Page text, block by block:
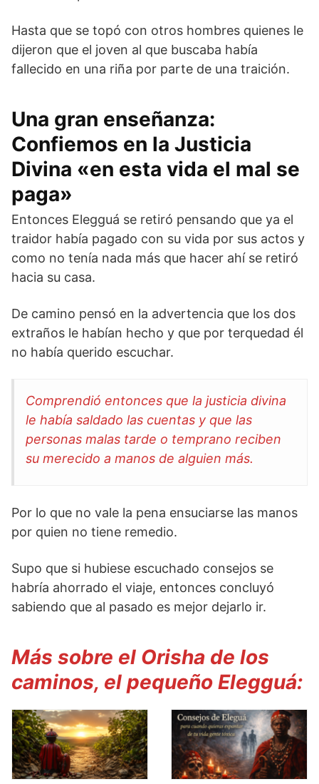
Hasta que se topó con otros hombres quienes le
dijeron que el joven al que buscaba había
fallecido en una riña por parte de una traición.
Una gran enseñanza:
Confiemos en la Justicia
Divina «en esta vida el mal se
paga»
Entonces Elegguá se retiró pensando que ya el
traidor había pagado con su vida por sus actos y
como no tenía nada más que hacer ahí se retiró
hacia su casa.
De camino pensó en la advertencia que los dos
extraños le habían hecho y que por terquedad él
no había querido escuchar.
Comprendió entonces que la justicia divina
le había saldado las cuentas y que las
personas malas tarde o temprano reciben
su merecido a manos de alguien más.
Por lo que no vale la pena ensuciarse las manos
por quien no tiene remedio.
Supo que si hubiese escuchado consejos se
habría ahorrado el viaje, entonces concluyó
sabiendo que al pasado es mejor dejarlo ir.
Más sobre el Orisha de los
caminos, el pequeño Elegguá: